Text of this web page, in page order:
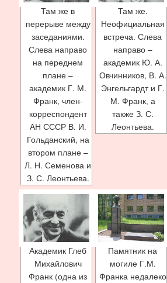
Там же в
перерыве между
заседаниями.
Слева направо
на переднем
плане –
академик Г. М.
Франк, член-
корреспондент
АН СССР В. И.
Гольданский, на
втором плане –
Л. Н. Семенова и
З. С. Леонтьева.
Там же.
Неофициальная
встреча. Слева
направо –
академик Ю. А.
Овчинников, В. А.
Энгельгардт и Г.
М. Франк, а
также З. С.
Леонтьева.
Академик Глеб
Михайлович
Франк (одна из
Памятник на
могиле Г.М.
Франка недалеко